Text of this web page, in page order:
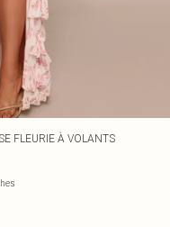
FLEURIE À VOLANTS